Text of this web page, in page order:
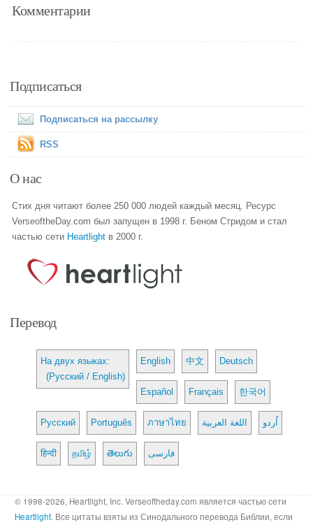
Комментарии
Подписаться
Подписаться на рассылку
RSS
О нас
Стих дня читают более 250 000 людей каждый месяц. Ресурс
VerseoftheDay.com был запущен в 1998 г. Беном Стридом и стал
частью сети Heartlight в 2000 г.
Перевод
На двух языках:
(Русский / English)
English 中文 Deutsch
Español Français 한국어
Русский Português ภาษาไทย اللغة العربية اُردو
हिन्दी தமிழ் తెలుగు فارسی
© 1998-2026, Heartlight, Inc. Verseoftheday.com является частью сети
Heartlight. Все цитаты взяты из Синодального перевода Библии, если